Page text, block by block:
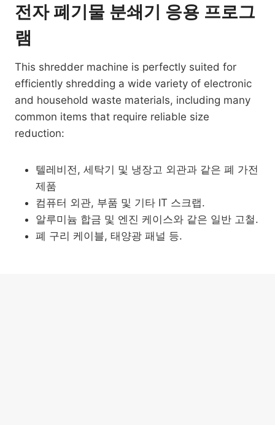
전자 폐기물 분쇄기 응용 프로그
램
This shredder machine is perfectly suited for
efficiently shredding a wide variety of electronic
and household waste materials, including many
common items that require reliable size
reduction:
텔레비전, 세탁기 및 냉장고 외관과 같은 폐 가전
제품
컴퓨터 외관, 부품 및 기타 IT 스크랩.
알루미늄 합금 및 엔진 케이스와 같은 일반 고철.
폐 구리 케이블, 태양광 패널 등.